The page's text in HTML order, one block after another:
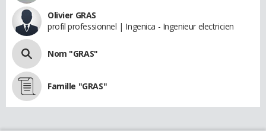
Olivier GRAS
profil professionnel | Ingenica - Ingenieur electricien
Nom "GRAS"
Famille "GRAS"